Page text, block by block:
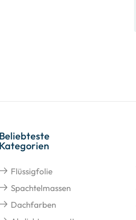
Beliebteste
Kategorien
Flüssigfolie
Spachtelmassen
Dachfarben